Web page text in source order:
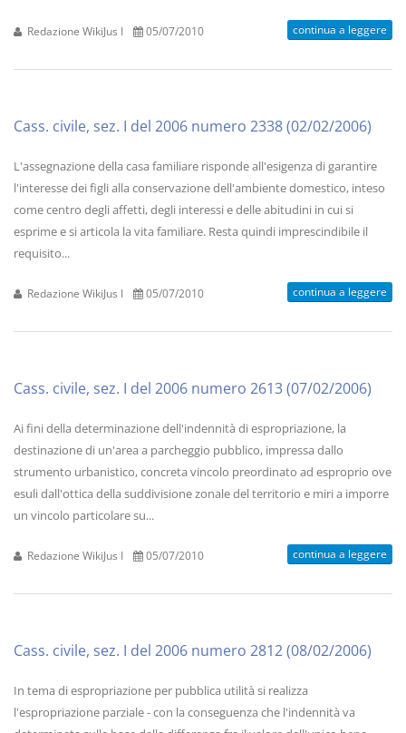
Redazione WikiJus I 05/07/2010 continua a leggere
Cass. civile, sez. I del 2006 numero 2338 (02/02/2006)
L'assegnazione della casa familiare risponde all'esigenza di garantire
l'interesse dei figli alla conservazione dell'ambiente domestico, inteso
come centro degli affetti, degli interessi e delle abitudini in cui si
esprime e si articola la vita familiare. Resta quindi imprescindibile il
requisito...
Redazione WikiJus I 05/07/2010 continua a leggere
Cass. civile, sez. I del 2006 numero 2613 (07/02/2006)
Ai fini della determinazione dell'indennità di espropriazione, la
destinazione di un'area a parcheggio pubblico, impressa dallo
strumento urbanistico, concreta vincolo preordinato ad esproprio ove
esuli dall'ottica della suddivisione zonale del territorio e miri a imporre
un vincolo particolare su...
Redazione WikiJus I 05/07/2010 continua a leggere
Cass. civile, sez. I del 2006 numero 2812 (08/02/2006)
In tema di espropriazione per pubblica utilità si realizza
l'espropriazione parziale - con la conseguenza che l'indennità va